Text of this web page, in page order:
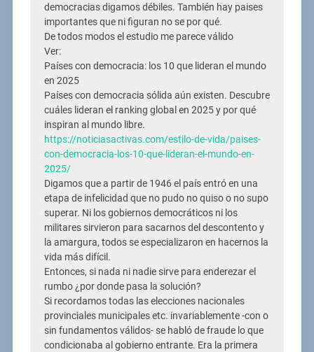
democracias digamos débiles. También hay paises
importantes que ni figuran no se por qué.
De todos modos el estudio me parece válido
Ver:
Países con democracia: los 10 que lideran el mundo
en 2025
Países con democracia sólida aún existen. Descubre
cuáles lideran el ranking global en 2025 y por qué
inspiran al mundo libre.
https://noticiasactivas.com/estilo-de-vida/paises-
con-democracia-los-10-que-lideran-el-mundo-en-
2025/
Digamos que a partir de 1946 el país entró en una
etapa de infelicidad que no pudo no quiso o no supo
superar. Ni los gobiernos democráticos ni los
militares sirvieron para sacarnos del descontento y
la amargura, todos se especializaron en hacernos la
vida más difícil.
Entonces, si nada ni nadie sirve para enderezar el
rumbo ¿por donde pasa la solución?
Si recordamos todas las elecciones nacionales
provinciales municipales etc. invariablemente -con o
sin fundamentos válidos- se habló de fraude lo que
condicionaba al gobierno entrante. Era la primera